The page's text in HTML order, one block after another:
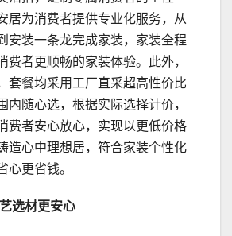
居为消费者提供专业化服务，从
安装一条龙完成家装，家装全程
费者更顺畅的家装体验。此外，
套餐均采用工厂直采超高性价比
内随心选，根据实际选择计价，
费者安心放心，实现以更低价格
造心中理想居，符合家装个性化
心更省钱。
选材更安心